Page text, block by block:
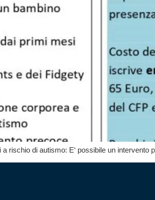
rischio di autismo: E‘ possibile un intervento